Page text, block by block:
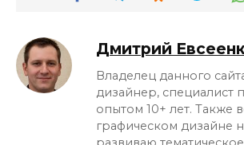
Дмитрий
Владелец данного
дизайнер, специалист
опытом 10+ лет. Также
графическом дизайне